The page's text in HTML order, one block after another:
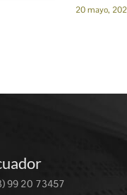
20 mayo,
99 20 73457